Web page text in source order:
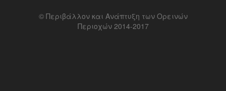
© Περιβάλλον και Ανάπτυξη των Ορεινών
Περιοχών 2014-2017